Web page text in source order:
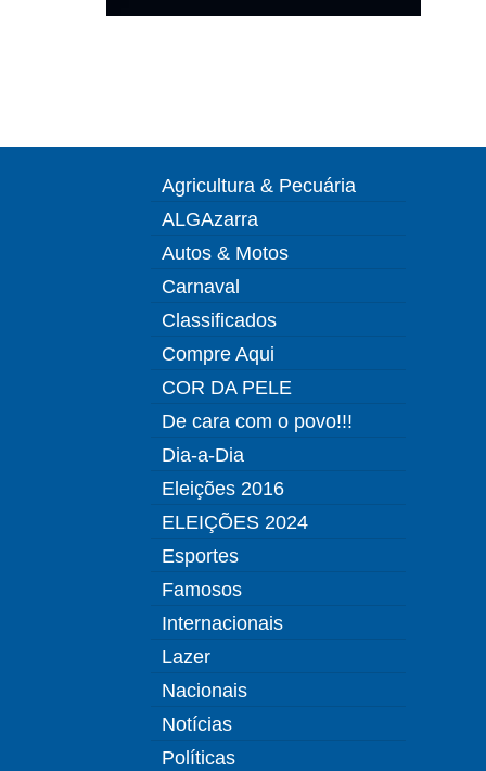
Agricultura & Pecuária
ALGAzarra
Autos & Motos
Carnaval
Classificados
Compre Aqui
COR DA PELE
De cara com o povo!!!
Dia-a-Dia
Eleições 2016
ELEIÇÕES 2024
Esportes
Famosos
Internacionais
Lazer
Nacionais
Notícias
Políticas